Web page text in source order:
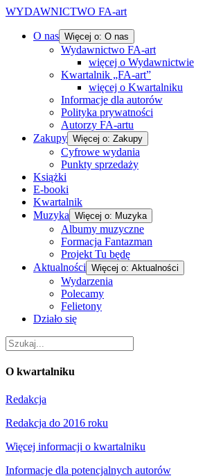
WYDAWNICTWO FA-art
O nas Więcej o: O nas
Wydawnictwo FA-art
więcej o Wydawnictwie
Kwartalnik „FA-art”
więcej o Kwartalniku
Informacje dla autorów
Polityka prywatności
Autorzy FA-artu
Zakupy Więcej o: Zakupy
Cyfrowe wydania
Punkty sprzedaży
Książki
E-booki
Kwartalnik
Muzyka Więcej o: Muzyka
Albumy muzyczne
Formacja Fantazman
Projekt Tu będę
Aktualności Więcej o: Aktualności
Wydarzenia
Polecamy
Felietony
Działo się
O kwartalniku
Redakcja
Redakcja do 2016 roku
Więcej informacji o kwartalniku
Informacje dla potencjalnych autorów